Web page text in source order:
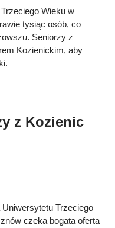
Wieku w
tysiąc osób, co
Seniorzy z
Kozienickim, aby
z Kozienic
Trzeciego
czeka bogata oferta